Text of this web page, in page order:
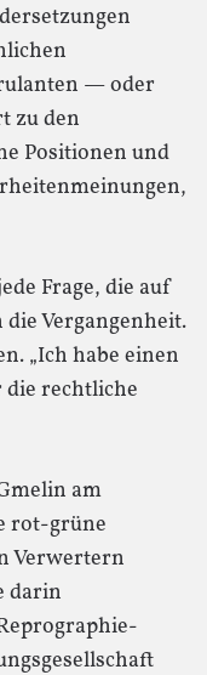
— oder
zu den
Positionen und
Frage, die auf
Vergangenheit.
„Ich habe einen
rechtliche
am
rot-grüne
Verwertern
darin